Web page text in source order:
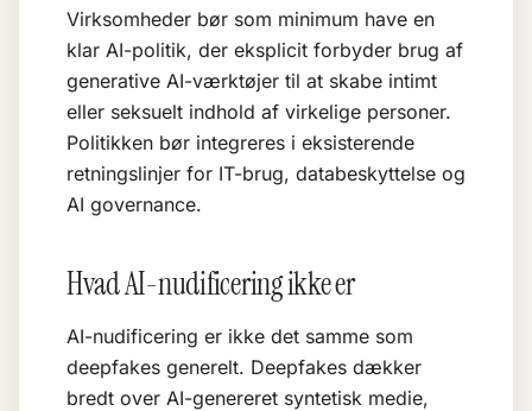
Virksomheder bør som minimum have en
klar AI-politik, der eksplicit forbyder brug af
generative AI-værktøjer til at skabe intimt
eller seksuelt indhold af virkelige personer.
Politikken bør integreres i eksisterende
retningslinjer for IT-brug, databeskyttelse og
AI governance.
Hvad AI-nudificering ikke er
AI-nudificering er ikke det samme som
deepfakes generelt. Deepfakes dækker
bredt over AI-genereret syntetisk medie,